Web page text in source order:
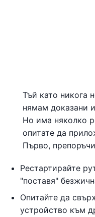
Тъй като никога
нямам доказани
Но има няколко
опитате да
Първо,
Рестартирайте
"поставя"
Опитайте да
устройство към